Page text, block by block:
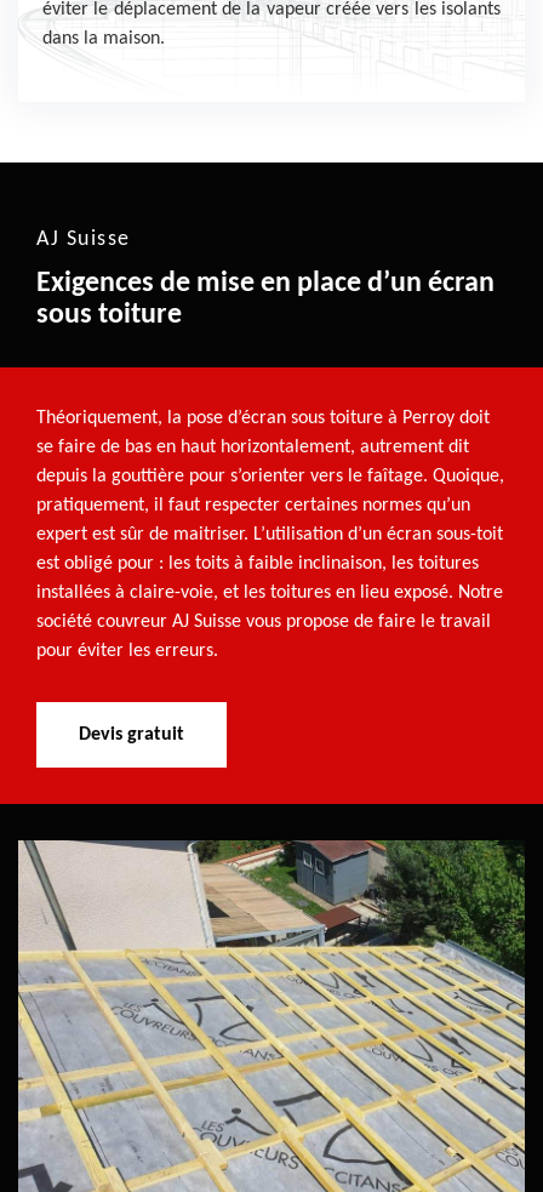
éviter le déplacement de la vapeur créée vers les isolants
dans la maison.
AJ Suisse
Exigences de mise en place d’un écran
sous toiture
Théoriquement, la pose d’écran sous toiture à Perroy doit
se faire de bas en haut horizontalement, autrement dit
depuis la gouttière pour s’orienter vers le faîtage. Quoique,
pratiquement, il faut respecter certaines normes qu’un
expert est sûr de maitriser. L’utilisation d’un écran sous-toit
est obligé pour : les toits à faible inclinaison, les toitures
installées à claire-voie, et les toitures en lieu exposé. Notre
société couvreur AJ Suisse vous propose de faire le travail
pour éviter les erreurs.
Devis gratuit